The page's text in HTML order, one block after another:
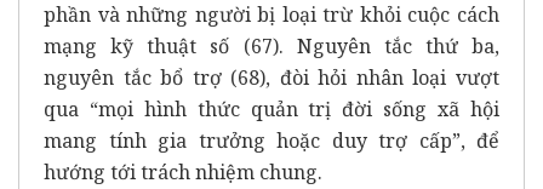
phần và những người bị loại trừ khỏi cuộc cách
mạng kỹ thuật số (67). Nguyên tắc thứ ba,
nguyên tắc bổ trợ (68), đòi hỏi nhân loại vượt
qua “mọi hình thức quản trị đời sống xã hội
mang tính gia trưởng hoặc duy trợ cấp”, để
hướng tới trách nhiệm chung.